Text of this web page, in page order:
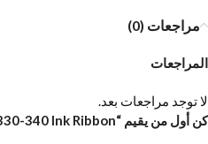
مراجعات (0)
المراجعات
لا توجد مراجعات بعد.
كن أول من يقيم “Fuji Frontier 330-340 Ink Ribbon”